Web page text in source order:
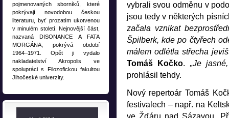
vybrali svou odměnu v
jsou tedy v některých
začala vznikat
Špilberk, kde po čtyřech
málem odlétla střecha
Tomáš
Kočko. „Je
prohlásil tehdy.
Nový repertoár Tomáš
festivalech – např. na
ve Žďáru nad Sázavou,
pojmenovaných sborníků, které
pokrývají novodobou českou
literaturu, byť prozatím ukotvenou
v minulém století. Nejnovější část,
nazvaná DISONANCE A FATA
MORGÁNA, pokrývá období
1964–1971. Opět ji vydalo
nakladatelství Akropolis ve
spolupráci s Filozofickou fakultou
Jihočeské univerzity.